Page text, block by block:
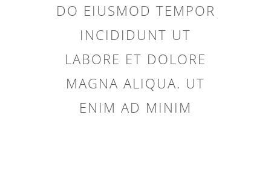
DO EIUSMOD TEMPOR
INCIDIDUNT UT
LABORE ET DOLORE
MAGNA ALIQUA. UT
ENIM AD MINIM